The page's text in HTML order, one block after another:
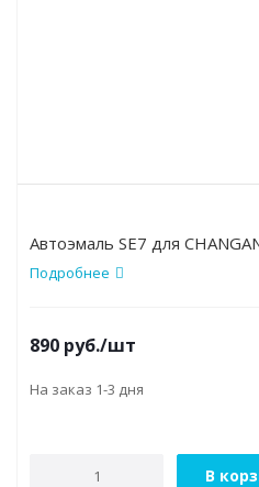
Автоэмаль SE7 для
Подробнее
890 руб./шт
На заказ 1-3 дня
В